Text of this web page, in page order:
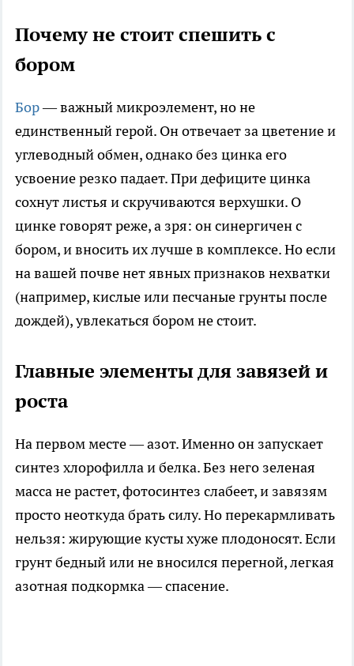
Почему не стоит спешить с
бором
Бор— важный микроэлемент, но не
единственный герой. Он отвечает за цветение и
углеводный обмен, однако без цинка его
усвоение резко падает. При дефиците цинка
сохнут листья и скручиваются верхушки. О
цинке говорят реже, а зря: он синергичен с
бором, и вносить их лучше в комплексе. Но если
на вашей почве нет явных признаков нехватки
(например, кислые или песчаные грунты после
дождей), увлекаться бором не стоит.
Главные элементы для завязей и
роста
На первом месте — азот. Именно он запускает
синтез хлорофилла и белка. Без него зеленая
масса не растет, фотосинтез слабеет, и завязям
просто неоткуда брать силу. Но перекармливать
нельзя: жирующие кусты хуже плодоносят. Если
грунт бедный или не вносился перегной, легкая
азотная подкормка — спасение.